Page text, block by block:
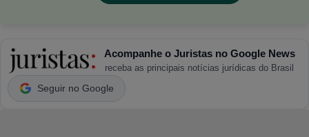
Acompanhe o Juristas no Google News
receba as principais notícias jurídicas do Brasil
Seguir no Google